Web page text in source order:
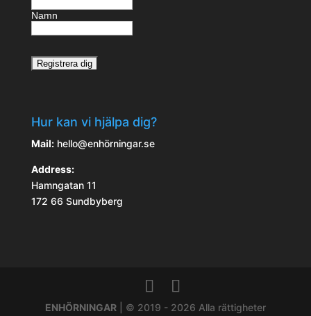
Namn
Hur kan vi hjälpa dig?
Mail:hello@enhörningar.se
Address:
Hamngatan 11
172 66 Sundbyberg
ENHÖRNINGAR| © 2019 - 2026 Alla rättigheter